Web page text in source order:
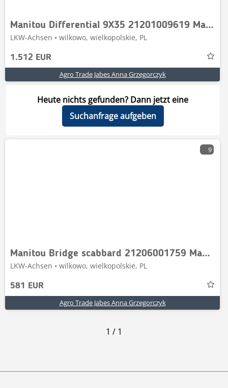
Manitou Differential 9X35 21201009619 Manitou MT 735
LKW-Achsen • wilkowo, wielkopolskie, PL
1.512 EUR
Agro Trade Jabes Anna Grzegorczyk
Heute nichts gefunden? Dann jetzt eine
Suchanfrage aufgeben
9
Manitou Bridge scabbard 21206001759 Manitou MT 735
LKW-Achsen • wilkowo, wielkopolskie, PL
581 EUR
Agro Trade Jabes Anna Grzegorczyk
1 / 1